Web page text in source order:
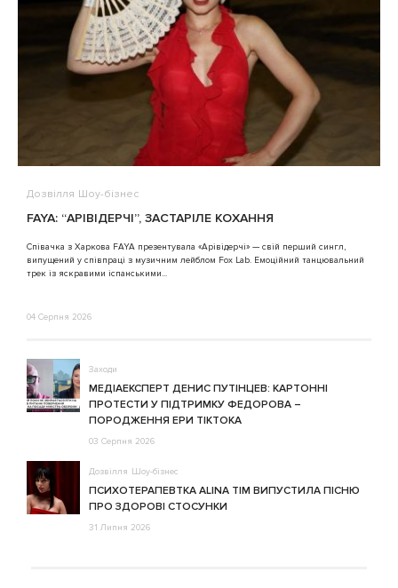
Дозвілля Шоу-бізнес
FAYA: “АРІВІДЕРЧІ”, ЗАСТАРІЛЕ КОХАННЯ
Співачка з Харкова FAYA презентувала «Арівідерчі» — свій перший сингл,
випущений у співпраці з музичним лейблом Fox Lab. Емоційний танцювальний
трек із яскравими іспанськими...
04 Серпня 2026
Заходи
МЕДІАЕКСПЕРТ ДЕНИС ПУТІНЦЕВ: КАРТОННІ
ПРОТЕСТИ У ПІДТРИМКУ ФЕДОРОВА –
ПОРОДЖЕННЯ ЕРИ ТІКТОКА
03 Серпня 2026
Дозвілля Шоу-бізнес
ПСИХОТЕРАПЕВТКА ALINA TIM ВИПУСТИЛА ПІСНЮ
ПРО ЗДОРОВІ СТОСУНКИ
31 Липня 2026